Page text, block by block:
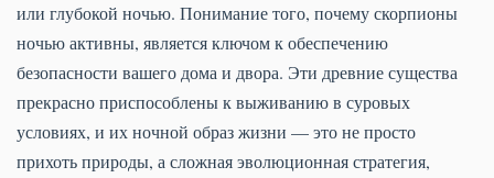
или глубокой ночью. Понимание того, почему скорпионы
ночью активны, является ключом к обеспечению
безопасности вашего дома и двора. Эти древние существа
прекрасно приспособлены к выживанию в суровых
условиях, и их ночной образ жизни — это не просто
прихоть природы, а сложная эволюционная стратегия,